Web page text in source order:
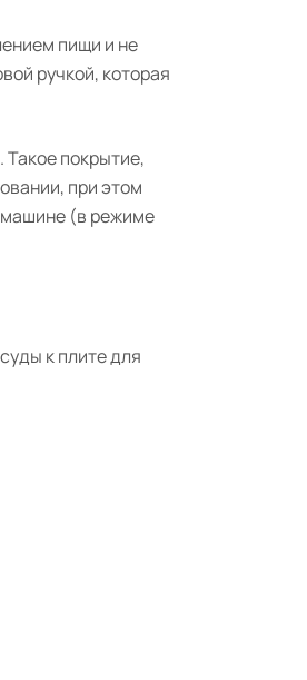
пищи и не
ручкой, которая
покрытие,
при этом
машине (в режиме
к плите для